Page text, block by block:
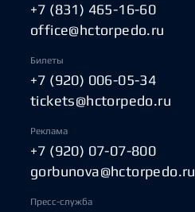
+7 (831) 465-16-60
office@hctorpedo.ru
Билеты
+7 (920) 006-05-34
tickets@hctorpedo.ru
Реклама
+7 (920) 07-07-800
gorbunova@hctorpedo.ru
Пресс-служба